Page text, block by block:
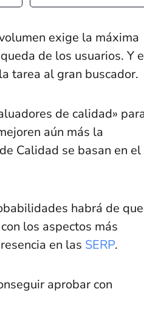
exige la máxima
de los usuarios. Y
tarea al gran buscador.
de calidad»
aún más la
Calidad se basan en el
habrá de que
los aspectos más
en las SERP.
aprobar con